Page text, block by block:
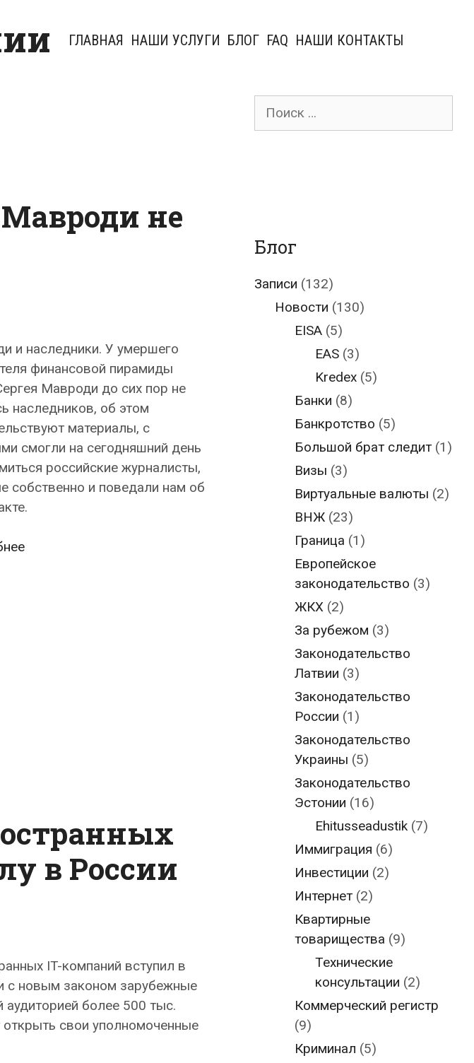
ГЛАВНАЯ НАШИ УСЛУГИ БЛОГ FAQ НАШИ КОНТАКТЫ
не
и наследники. У умершего
финансовой пирамиды
Мавроди до сих пор не
наследников, об этом
материалы, с
смогли на сегодняшний день
российские журналисты,
собственно и поведали нам об
У
в России
IT-компаний вступил в
с новым законом зарубежные
аудиторией более 500 тыс.
свои уполномоченные
Поиск
Блог
Записи (132)
Новости (130)
EISA (5)
EAS(3)
Kredex(5)
Банки (8)
Банкротство (5)
Большой брат следит (1)
Визы (3)
Виртуальные валюты (2)
ВНЖ (23)
Граница (1)
Европейское
законодательство (3)
ЖКХ (2)
За рубежом (3)
Законодательство
Латвии (3)
Законодательство
России (1)
Законодательство
Украины (5)
Законодательство
Эстонии (16)
Ehitusseadustik(7)
Иммиграция (6)
Инвестиции (2)
Интернет (2)
Квартирные
товарищества (9)
Технические
консультации (2)
Коммерческий регистр
(9)
Криминал (5)